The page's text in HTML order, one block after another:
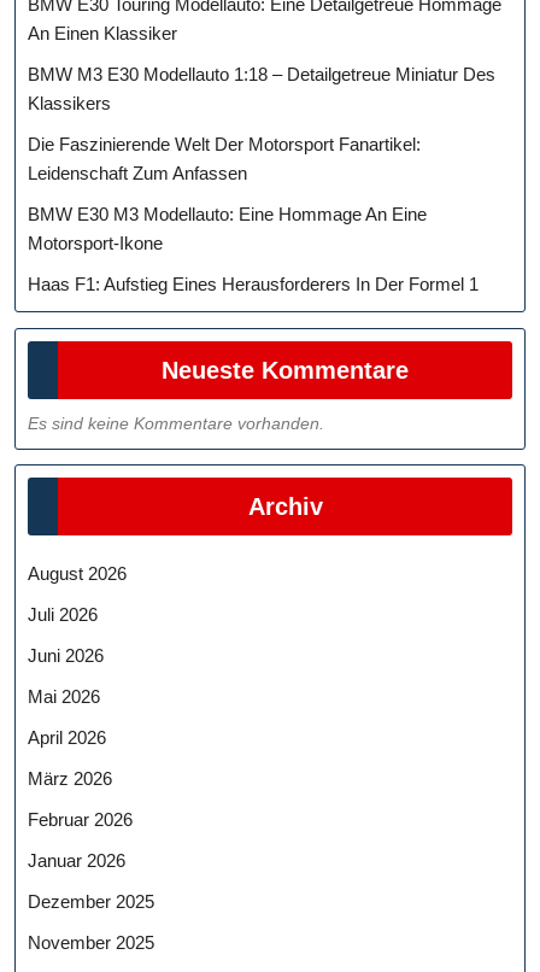
BMW E30 Touring Modellauto: Eine Detailgetreue Hommage
An Einen Klassiker
BMW M3 E30 Modellauto 1:18 – Detailgetreue Miniatur Des
Klassikers
Die Faszinierende Welt Der Motorsport Fanartikel:
Leidenschaft Zum Anfassen
BMW E30 M3 Modellauto: Eine Hommage An Eine
Motorsport-Ikone
Haas F1: Aufstieg Eines Herausforderers In Der Formel 1
Neueste Kommentare
Es sind keine Kommentare vorhanden.
Archiv
August 2026
Juli 2026
Juni 2026
Mai 2026
April 2026
März 2026
Februar 2026
Januar 2026
Dezember 2025
November 2025